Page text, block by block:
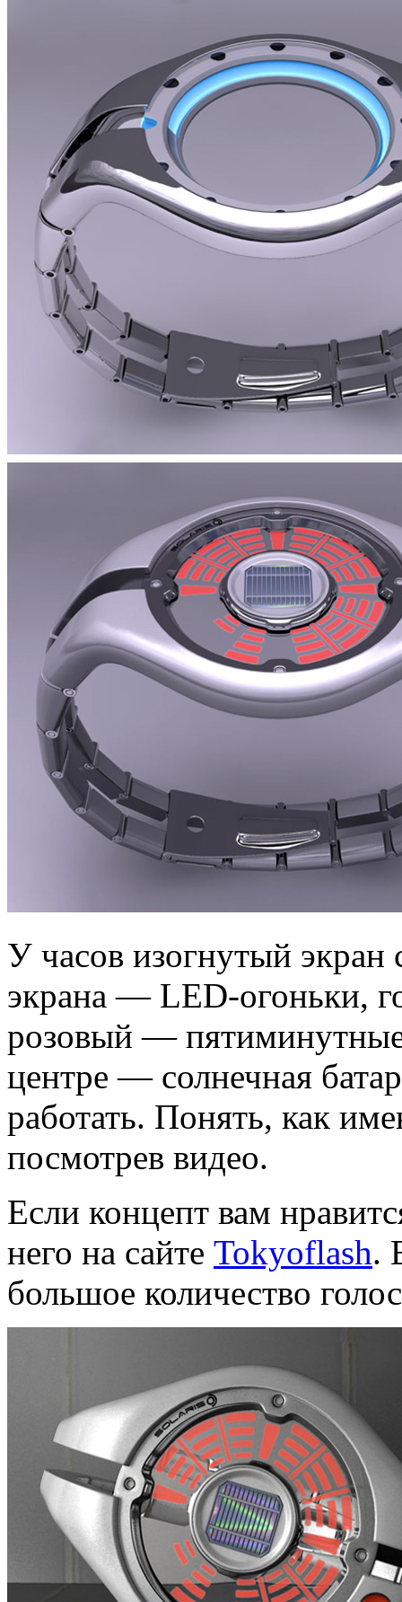
У часов изогнутый
экрана — LED-огоньки,
розовый —
центре — солнечная
работать. Понять, как
посмотрев видео.
Если концепт вам
него на сайте Tokyoflash.
большое количество